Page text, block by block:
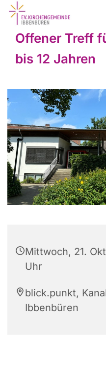
Offener Treff
bis 12 Jahren
Mittwoch, 21.
Uhr
blick.punkt,
Ibbenbüren